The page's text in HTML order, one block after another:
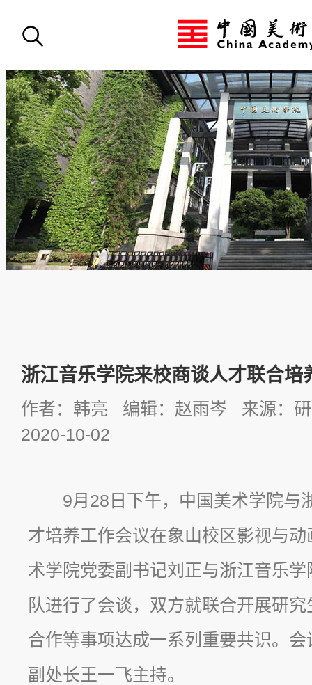
浙江音乐学院来校商谈人才联合培
作者：韩亮 编辑：赵雨岑 来源：
2020-10-02
9月28日下午，中国美术学院与
才培养工作会议在象山校区影视与
术学院党委副书记刘正与浙江音乐
队进行了会谈，双方就联合开展研
合作等事项达成一系列重要共识。
副处长王一飞主持。